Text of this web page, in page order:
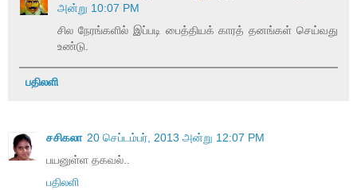
அன்று 10:07 PM
சில நேரங்களில் இப்படி பைத்தியக் காரத் தனங்கள் செய்வது
உண்டு.
பதிலளி
சசிகலா 20 செப்டம்பர், 2013 அன்று 12:07 PM
பயனுள்ள தகவல்..
பதிலளி